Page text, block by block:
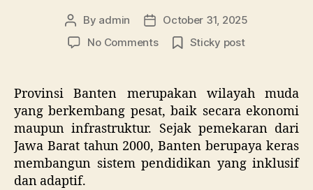
Post
author
By admin
PostOctober 31, 2025
No Commentson
SMA
di
Banten:
Membangun
Akses
Merata
Sticky post
Provinsi Banten merupakan wilayah muda
yang berkembang pesat, baik secara ekonomi
maupun infrastruktur. Sejak pemekaran dari
Jawa Barat tahun 2000, Banten berupaya keras
membangun sistem pendidikan yang inklusif
dan adaptif.